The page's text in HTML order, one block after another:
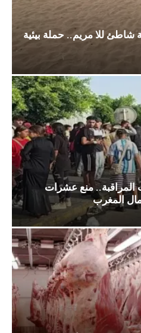
شاطئ للا مريم.. حملة بيئية
المراقبة.. منع عشرات
المغرب